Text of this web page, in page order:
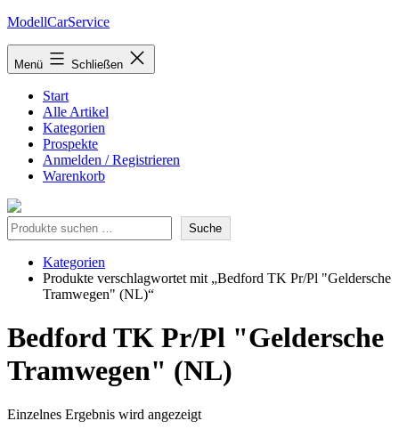
Zum
springen
ModellCarService
Menü Schließen
Start
Alle Artikel
Kategorien
Prospekte
Anmelden / Registrieren
Warenkorb
Suche Suche
Kategorien
Produkte verschlagwortet mit „Bedford TK Pr/Pl "Geldersche
Tramwegen" (NL)“
Bedford TK Pr/Pl "Geldersche
Tramwegen" (NL)
Einzelnes Ergebnis wird angezeigt